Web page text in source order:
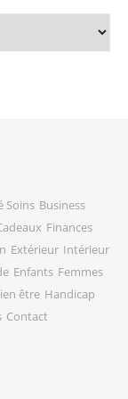
Soins Business
Finances
Extérieur Intérieur
Enfants Femmes
être Handicap
Contact